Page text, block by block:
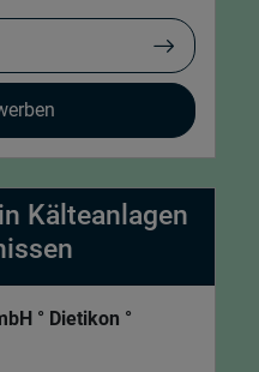
Kälteanlagen
° Dietikon °